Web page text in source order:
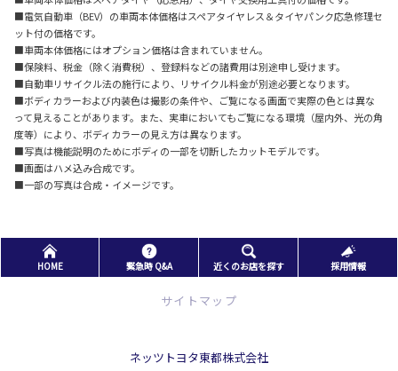
■電気自動車（BEV）の車両本体価格はスペアタイヤレス＆タイヤパンク応急修理セ
ット付の価格です。
■車両本体価格にはオプション価格は含まれていません。
■保険料、税金（除く消費税）、登録料などの諸費用は別途申し受けます。
■自動車リサイクル法の施行により、リサイクル料金が別途必要となります。
■ボディカラーおよび内装色は撮影の条件や、ご覧になる画面で実際の色とは異な
って見えることがあります。また、実車においてもご覧になる環境（屋内外、光の角
度等）により、ボディカラーの見え方は異なります。
■写真は機能説明のためにボディの一部を切断したカットモデルです。
■画面はハメ込み合成です。
■一部の写真は合成・イメージです。
HOME 緊急時 Q&A 近くのお店を探す 採用情報
サイトマップ
ネッツトヨタ東都株式会社